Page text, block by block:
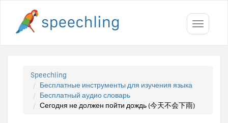
Toggle
Speechling
Бесплатные инструменты для изучения языка
Бесплатный аудио словарь
Сегодня не должен пойти дождь (今天不会下雨)